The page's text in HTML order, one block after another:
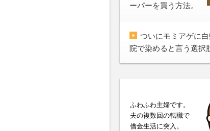
ーパーを買う方法。
ついにモミアゲに
院で染めると言う選択
ふわふわ主婦です。
夫の複数回の転職で
借金生活に突入。